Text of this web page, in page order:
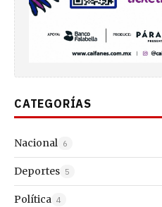
CATEGORÍAS
Nacional 6
Deportes 5
Política 4